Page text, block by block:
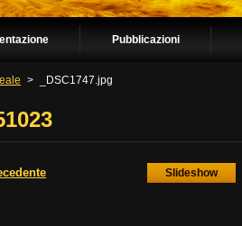
Pubblicazioni
> _DSC1747.jpg
Slideshow